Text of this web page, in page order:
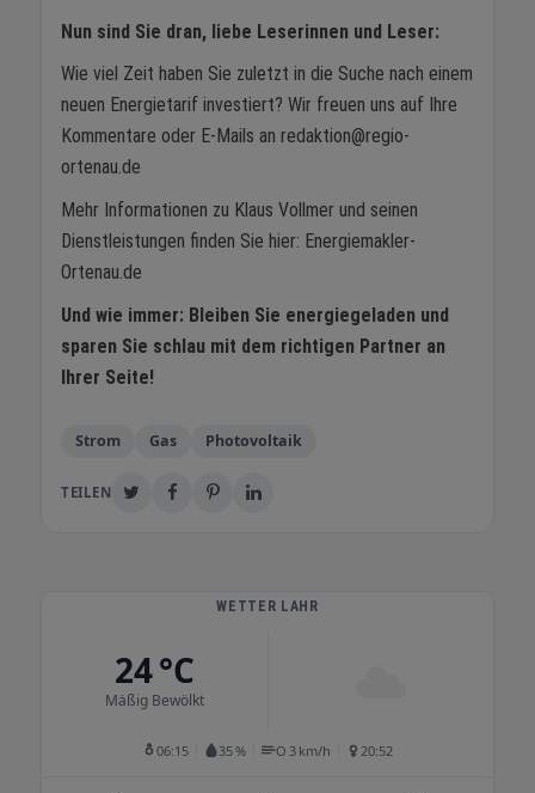
Nun sind Sie dran, liebe Leserinnen und Leser:
Wie viel Zeit haben Sie zuletzt in die Suche nach einem
neuen Energietarif investiert? Wir freuen uns auf Ihre
Kommentare oder E-Mails an redaktion@regio-
ortenau.de
Mehr Informationen zu Klaus Vollmer und seinen
Dienstleistungen finden Sie hier: Energiemakler-
Ortenau.de
Und wie immer: Bleiben Sie energiegeladen und
sparen Sie schlau mit dem richtigen Partner an
Ihrer Seite!
Strom Gas Photovoltaik
TEILEN
WETTER LAHR
24 °C
Mäßig Bewölkt
06:15 35 % O 3 km/h 20:52